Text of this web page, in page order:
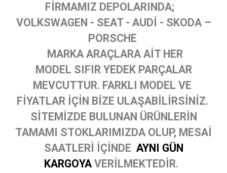
FİRMAMIZ DEPOLARINDA;
VOLKSWAGEN - SEAT - AUDİ - SKODA –
PORSCHE
MARKA ARAÇLARA AİT HER
MODEL SIFIR YEDEK PARÇALAR
MEVCUTTUR. FARKLI MODEL VE
FİYATLAR İÇİN BİZE ULAŞABİLİRSİNİZ.
SİTEMİZDE BULUNAN ÜRÜNLERİN
TAMAMI STOKLARIMIZDA OLUP, MESAİ
SAATLERİ İÇİNDE AYNI GÜN
KARGOYA VERİLMEKTEDİR.